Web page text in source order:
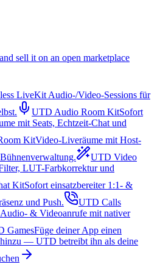
sell it on an open marketplace
LiveKit Audio-/Video-Sessions für
UTD Audio Room KitSofort
mit Seats, Echtzeit-Chat und
KitVideo-Liveräume mit Host-
UTD Video
LUT-Farbkorrektur und
KitSofort einsatzbereiter 1:1- &
und Push.
UTD Calls
& Videoanrufe mit nativer
GamesFüge deiner App einen
— UTD betreibt ihn als deine